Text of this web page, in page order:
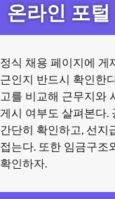
온라인 포
정식 채용 페이지에 게
근인지 반드시 확인한
고를 비교해 근무지와
게시 여부도 살펴본다.
간단히 확인하고, 선지
접는다. 또한 임금구조
확인하자.